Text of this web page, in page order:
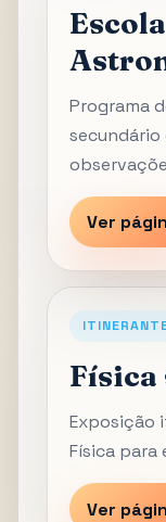
Programa
Ver
Física
Exposição
Física para
Ver